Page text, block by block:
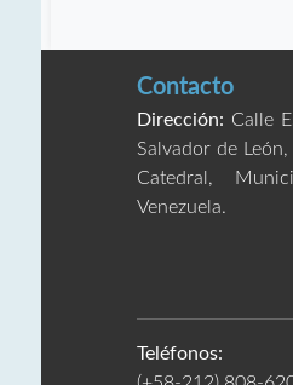
Contacto
Dirección: Calle
Salvador de
Catedral,
Venezuela.
Teléfonos: